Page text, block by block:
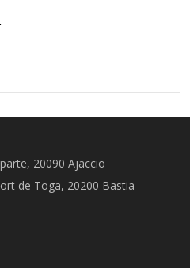
20090 Ajaccio
de Toga, 20200 Bastia